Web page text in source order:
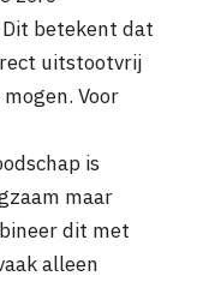
betekent dat
uitstootvrij
Voor
is
maar
dit met
alleen